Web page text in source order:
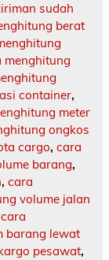
sudah
berat
menghitung
container,
meter
ongkos
cargo, cara
barang,
, cara
volume jalan
cara
barang lewat
pesawat,